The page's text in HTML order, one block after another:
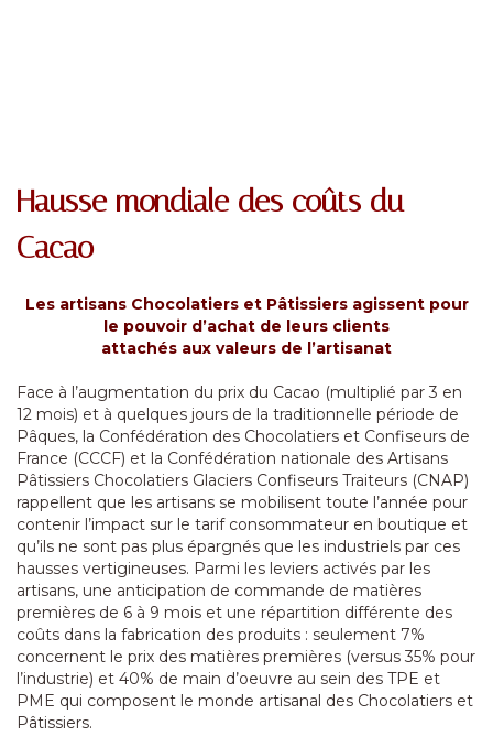
Hausse mondiale des coûts du
Cacao
Les artisans Chocolatiers et Pâtissiers agissent pour
le pouvoir d’achat de leurs clients
attachés aux valeurs de l’artisanat
Face à l’augmentation du prix du Cacao (multiplié par 3 en
12 mois) et à quelques jours de la traditionnelle période de
Pâques, la Confédération des Chocolatiers et Confiseurs de
France (CCCF) et la Confédération nationale des Artisans
Pâtissiers Chocolatiers Glaciers Confiseurs Traiteurs (CNAP)
rappellent que les artisans se mobilisent toute l’année pour
contenir l’impact sur le tarif consommateur en boutique et
qu’ils ne sont pas plus épargnés que les industriels par ces
hausses vertigineuses. Parmi les leviers activés par les
artisans, une anticipation de commande de matières
premières de 6 à 9 mois et une répartition différente des
coûts dans la fabrication des produits : seulement 7%
concernent le prix des matières premières (versus 35% pour
l’industrie) et 40% de main d’oeuvre au sein des TPE et
PME qui composent le monde artisanal des Chocolatiers et
Pâtissiers.